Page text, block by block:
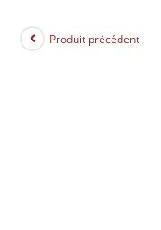
Produit précédent